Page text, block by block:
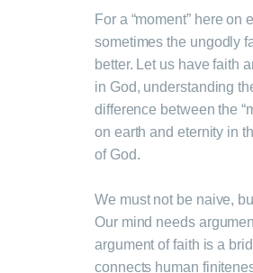
For a “moment” here on
sometimes the ungodly
better. Let us have faith
in God, understanding
difference between the
on earth and eternity in
of God.
We must not be naive,
Our mind needs
argument of faith is a
connects human